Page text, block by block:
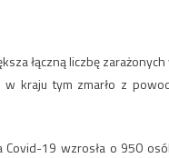
łączną liczbę
kraju tym zmarło z
Covid-19 wzrosła o 950